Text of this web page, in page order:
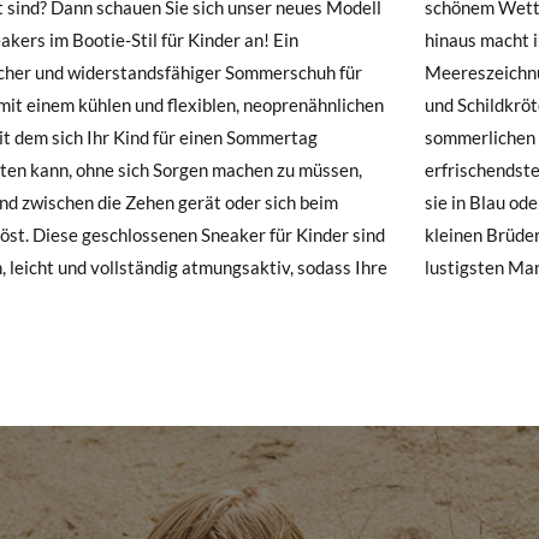
sind? Dann schauen Sie sich unser neues Modell
im Bootie-Stil für Kinder an! Ein
und widerstandsfähiger Sommerschuh für
einem kühlen und flexiblen, neoprenähnlichen
dem sich Ihr Kind für einen Sommertag
kann, ohne sich Sorgen machen zu müssen,
zwischen die Zehen gerät oder sich beim
Diese geschlossenen Sneaker für Kinder sind
leicht und vollständig atmungsaktiv, sodass Ihre
Wetter im Haus herumzulaufen! Darüber
macht ihr bedruckter Stoff mit
von Tintenfischen, Haien, Walen
diese Sportschuhe zu einer sehr
Option, um die auffälligsten und
Looks der Saison zu erzielen! Tragen Sie
oder Weiß und von Größe 20 bis 30, damit die
Brüder und Cousins diesen Sommer den
lustigsten
Schuhe ankommen und nicht ganz Ihren Vorstellungen
beantragen.
ein Kundenkonto haben, loggen Sie sich einfach ein, um den
Sie bitte unsereRuecksendung
und geben Sie Ihre
ein. Ein Rücksendeetikett wird Ihnen dann automatisch an Ihr
Artikel umzutauschen, senden Sie bitte Ihr ursprüngliches Paar
einer Postfiliale zurück und geben Sie eine neue Bestellung für
20 21 22 23 25 26
12,0 12,6 13,3 14,0 14,6 15,2